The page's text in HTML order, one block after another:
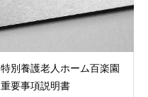
特別養護老人ホーム百楽園
重要事項説明書